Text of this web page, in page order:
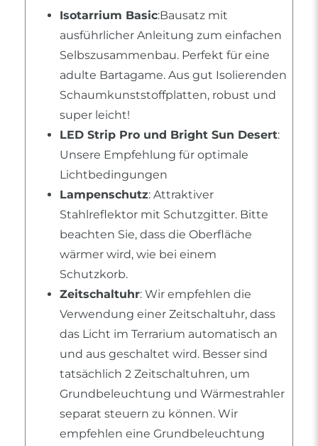
Isotarrium Basic:Bausatz mit
ausführlicher Anleitung zum einfachen
Selbszusammenbau. Perfekt für eine
adulte Bartagame. Aus gut Isolierenden
Schaumkunststoffplatten, robust und
super leicht!
LED Strip Pro und Bright Sun Desert:
Unsere Empfehlung für optimale
Lichtbedingungen
Lampenschutz: Attraktiver
Stahlreflektor mit Schutzgitter. Bitte
beachten Sie, dass die Oberfläche
wärmer wird, wie bei einem
Schutzkorb.
Zeitschaltuhr: Wir empfehlen die
Verwendung einer Zeitschaltuhr, dass
das Licht im Terrarium automatisch an
und aus geschaltet wird. Besser sind
tatsächlich 2 Zeitschaltuhren, um
Grundbeleuchtung und Wärmestrahler
separat steuern zu können. Wir
empfehlen eine Grundbeleuchtung